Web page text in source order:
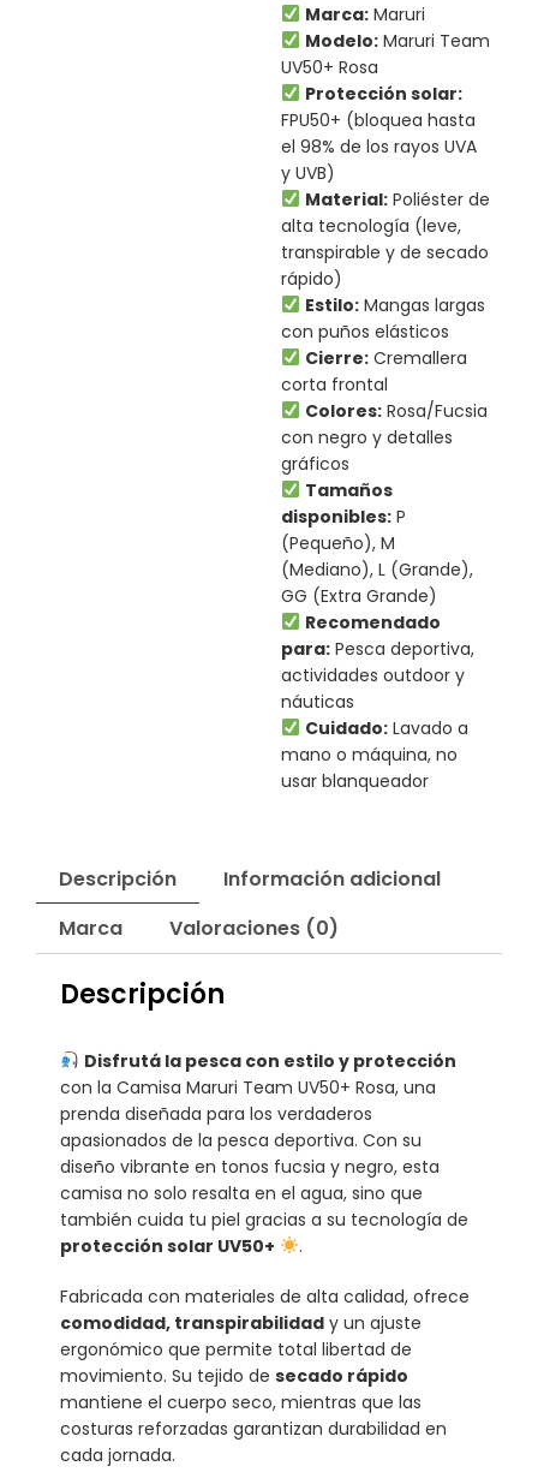
Marca:Maruri
Modelo:Maruri Team
UV50+ Rosa
Protección solar:
FPU50+ (bloquea hasta
el 98% de los rayos UVA
y UVB)
Material:Poliéster de
alta tecnología (leve,
transpirable y de secado
rápido)
Estilo:Mangas largas
con puños elásticos
Cierre:Cremallera
corta frontal
Colores:Rosa/Fucsia
con negro y detalles
gráficos
Tamaños
disponibles: P
(Pequeño), M
(Mediano), L (Grande),
GG (Extra Grande)
Recomendado
para: Pesca deportiva,
actividades outdoor y
náuticas
Cuidado:Lavado a
mano o máquina, no
usar blanqueador
Descripción
Información adicional
Marca
Valoraciones (0)
Descripción
Disfrutá la pesca con estilo y protección
con la Camisa Maruri Team UV50+ Rosa, una
prenda diseñada para los verdaderos
apasionados de la pesca deportiva. Con su
diseño vibrante en tonos fucsia y negro, esta
camisa no solo resalta en el agua, sino que
también cuida tu piel gracias a su tecnología de
protección solar UV50+
.
Fabricada con materiales de alta calidad, ofrece
comodidad, transpirabilidad y un ajuste
ergonómico que permite total libertad de
movimiento. Su tejido de secado rápido
mantiene el cuerpo seco, mientras que las
costuras reforzadas garantizan durabilidad en
cada jornada.